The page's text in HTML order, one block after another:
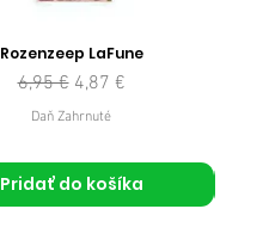
Rozenzeep LaFune
Normálna cena
6,95 € Zľavnená cena
4,87 €
Daň Zahrnuté
Pridať do košíka